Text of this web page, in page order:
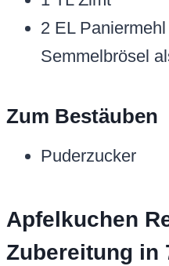
2 EL
Semmelbrösel
Zum Bestäuben
Puderzucker
Apfelkuchen
Zubereitung in